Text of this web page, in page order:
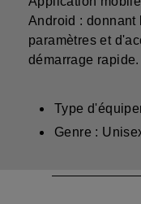
Android :
paramètres et
démarrage rapide.
Type
Genre :